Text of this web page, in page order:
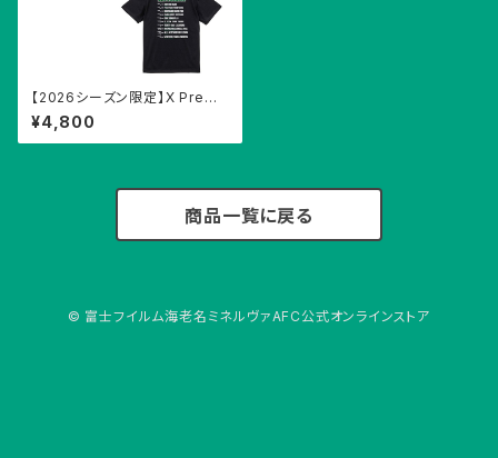
【2026シーズン限定】X Premi
er 開幕記念Tシャツ
¥4,800
商品一覧に戻る
© 富士フイルム海老名ミネルヴァAFC公式オンラインストア